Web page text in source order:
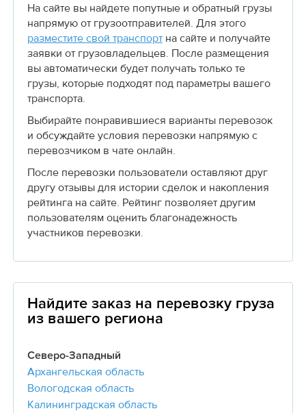
На сайте вы найдете попутные и обратный грузы
напрямую от грузоотправителей. Для этого
разместите свой транспортна сайте и получайте
заявки от грузовладельцев. После размещения
вы автоматически будет получать только те
грузы, которые подходят под параметры вашего
транспорта.
Выбирайте понравившиеся варианты перевозок
и обсуждайте условия перевозки напрямую с
перевозчиком в чате онлайн.
После перевозки пользователи оставляют друг
другу отзывы для истории сделок и накопления
рейтинга на сайте. Рейтинг позволяет другим
пользователям оценить благонадежность
участников перевозки.
Найдите заказ на перевозку груза
из вашего региона
Северо-Западный
Архангельская область
Вологодская область
Калининградская область